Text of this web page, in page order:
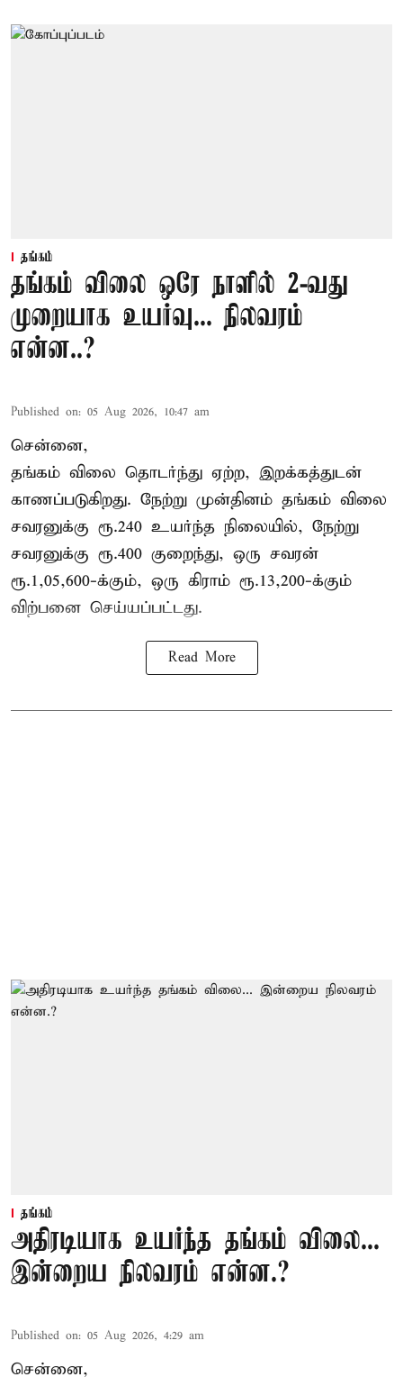
தங்கம்
தங்கம் விலை ஒரே நாளில் 2-வது
முறையாக உயர்வு... நிலவரம்
என்ன..?
Published on: 05 Aug 2026, 10:47 am
சென்னை,
தங்கம் விலை தொடர்ந்து ஏற்ற, இறக்கத்துடன்
காணப்படுகிறது. நேற்று முன்தினம் தங்கம் விலை
சவரனுக்கு ரூ.240 உயர்ந்த நிலையில், நேற்று
சவரனுக்கு ரூ.400 குறைந்து, ஒரு சவரன்
ரூ.1,05,600-க்கும், ஒரு கிராம் ரூ.13,200-க்கும்
விற்பனை செய்யப்பட்டது.
Read More
தங்கம்
அதிரடியாக உயர்ந்த தங்கம் விலை...
இன்றைய நிலவரம் என்ன.?
Published on: 05 Aug 2026, 4:29 am
சென்னை,